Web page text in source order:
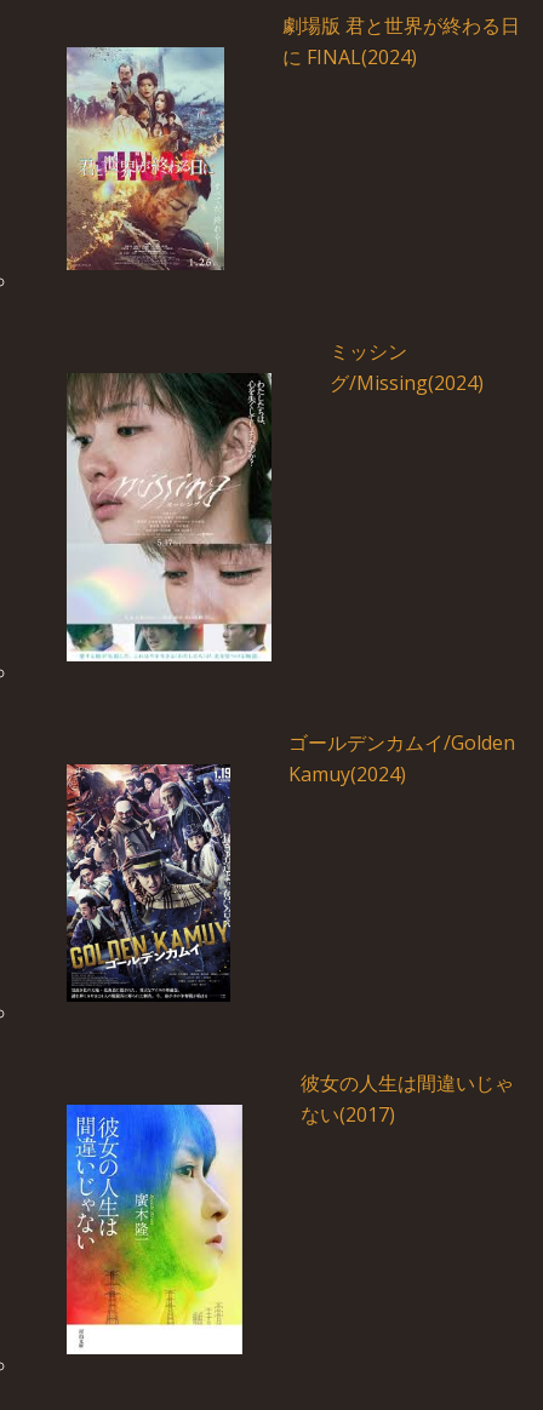
劇場版 君と世界が終わる日
に FINAL(2024)
ミッシン
グ/Missing(2024)
ゴールデンカムイ/Golden
Kamuy(2024)
彼女の人生は間違いじゃ
ない(2017)